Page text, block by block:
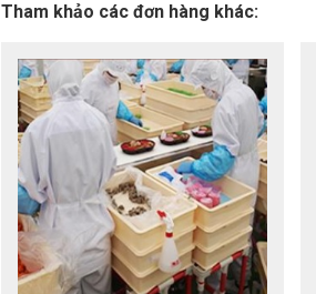
Tham khảo các đơn hàng khác: